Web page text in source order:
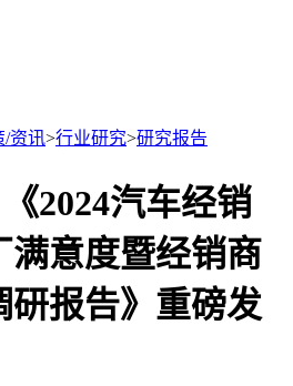
/资讯>行业研究>研究报告
2024汽车经销
满意度暨经销商
研报告》重磅发